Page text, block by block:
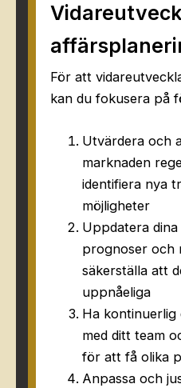
För att
kan du fokusera på
Utvärdera och
marknaden
identifiera nya
möjligheter
Uppdatera dina
prognoser och
säkerställa att
uppnåeliga
Ha kontinuerlig
med ditt team
för att få olika
Anpassa och